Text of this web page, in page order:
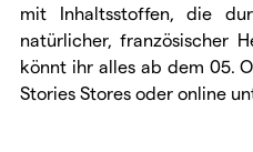
mit Inhaltsstoffen, die
natürlicher, französischer
könnt ihr alles ab dem 05.
Stories Stores oder online